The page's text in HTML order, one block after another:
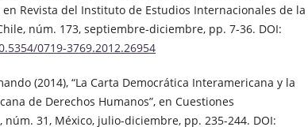
en Revista del Instituto de Estudios Internacionales de la
núm. 173, septiembre-diciembre, pp. 7-36. DOI:
0719-3769.2012.26954
(2014), “La Carta Democrática Interamericana y la
de Derechos Humanos”, en Cuestiones
núm. 31, México, julio-diciembre, pp. 235-244. DOI: